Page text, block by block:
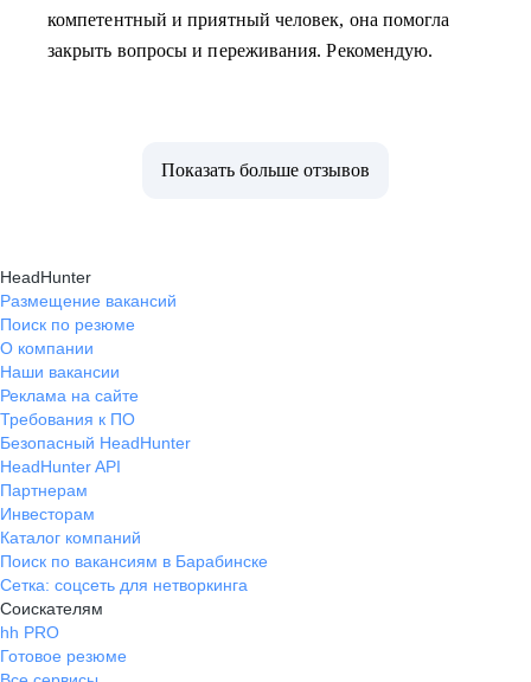
компетентный и приятный человек, она помогла
закрыть вопросы и переживания. Рекомендую.
Показать больше отзывов
HeadHunter
Размещение вакансий
Поиск по резюме
О компании
Наши вакансии
Реклама на сайте
Требования к ПО
Безопасный HeadHunter
HeadHunter API
Партнерам
Инвесторам
Каталог компаний
Поиск по вакансиям в Барабинске
Сетка: соцсеть для нетворкинга
Соискателям
hh PRO
Готовое резюме